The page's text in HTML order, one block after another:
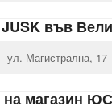
във
ул. Магистрална, 17
магазин